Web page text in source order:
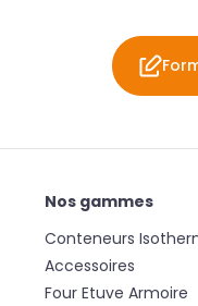
Nos gammes
Conteneurs
Accessoires
Four Etuve Armoire